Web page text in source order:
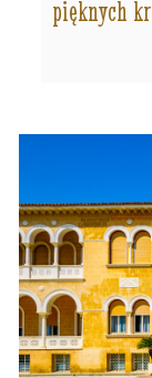
pięknych